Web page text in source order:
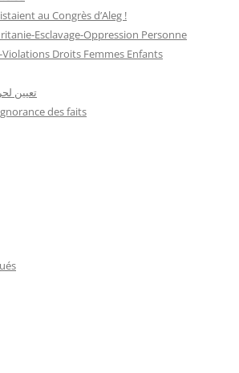
au Congrès d’Aleg !
Esclavage-Oppression Personne
Droits Femmes Enfants
تعيين
des faits